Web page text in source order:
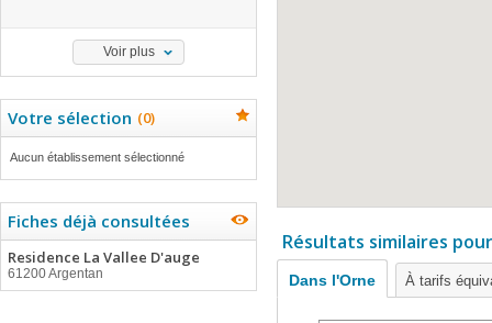
Voir plus
Votre sélection (0)
Aucun établissement sélectionné
Fiches déjà consultées
Residence La Vallee D'auge
61200 Argentan
Résultats similaires
Dans l'Orne À tarifs